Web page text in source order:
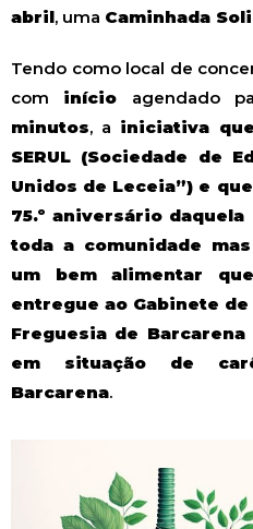
abril, uma Caminhada
Tendo como local de
com início agendado
minutos, a iniciativa
SERUL (Sociedade de
Unidos de Leceia”) e
75.º aniversário
toda a comunidade
um bem alimentar
entregue ao Gabinete
Freguesia de
em situação de
Barcarena.